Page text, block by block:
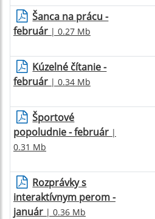
Šanca na prácu -
február | 0.27 Mb
Kúzelné čítanie -
február | 0.34 Mb
Športové
popoludnie - február |
0.31 Mb
Rozprávky s
interaktívnym perom -
január | 0.36 Mb